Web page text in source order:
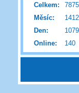
Online: 140
Celkem:
Měsíc:
Den: